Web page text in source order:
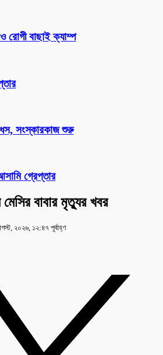
রোগী বাছাই ক্যাম্প
ধস, সংস্কারকাজ শুরু
গ্রেপ্তার
মেসির বাবার মৃত্যুর খবর
২০২৬, ১২:৪৭ পূর্বাহ্ণ